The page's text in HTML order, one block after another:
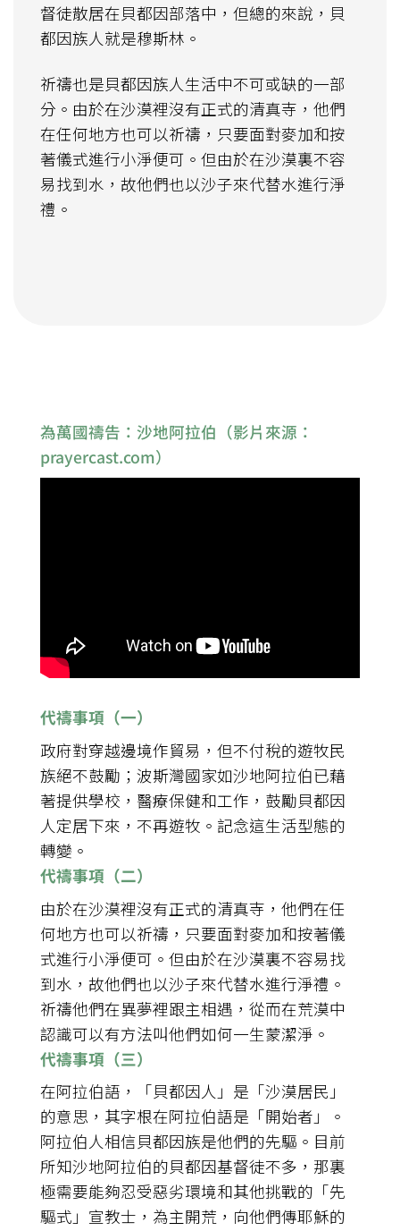
督徒散居在貝都因部落中，但總的來說，貝
都因族人就是穆斯林。
祈禱也是貝都因族人生活中不可或缺的一部
分。由於在沙漠裡沒有正式的清真寺，他們
在任何地方也可以祈禱，只要面對麥加和按
著儀式進行小淨便可。但由於在沙漠裏不容
易找到水，故他們也以沙子來代替水進行淨
禮。
為萬國禱告：沙地阿拉伯（影片來源：
prayercast.com）
代禱事項（一）
政府對穿越邊境作貿易，但不付稅的遊牧民
族絕不鼓勵；波斯灣國家如沙地阿拉伯已藉
著提供學校，醫療保健和工作，鼓勵貝都因
人定居下來，不再遊牧。記念這生活型態的
轉變。
代禱事項（二）
由於在沙漠裡沒有正式的清真寺，他們在任
何地方也可以祈禱，只要面對麥加和按著儀
式進行小淨便可。但由於在沙漠裏不容易找
到水，故他們也以沙子來代替水進行淨禮。
祈禱他們在異夢裡跟主相遇，從而在荒漠中
認識可以有方法叫他們如何一生蒙潔淨。
代禱事項（三）
在阿拉伯語，「貝都因人」是「沙漠居民」
的意思，其字根在阿拉伯語是「開始者」。
阿拉伯人相信貝都因族是他們的先驅。目前
所知沙地阿拉伯的貝都因基督徒不多，那裏
極需要能夠忍受惡劣環境和其他挑戰的「先
驅式」宣教士，為主開荒，向他們傳耶穌的